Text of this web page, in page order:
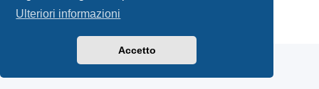
Ulteriori informazioni
Accetto
Traduzione Italiana